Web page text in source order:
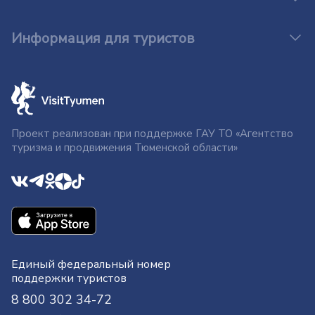
Информация для туристов
Проект реализован при поддержке ГАУ ТО «Агентство
туризма и продвижения Тюменской области»
Единый федеральный номер
поддержки туристов
8 800 302 34-72